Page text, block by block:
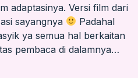
adaptasinya. Versi film dari
sayangnya
Padahal
ya semua hal berkaitan
pembaca di dalamnya…